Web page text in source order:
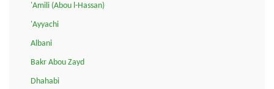
'Amili (Abou l-Hassan)
'Ayyachi
Albani
Bakr Abou Zayd
Dhahabi